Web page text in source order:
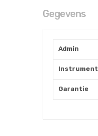
de
afbeeldingen-
Gegevens
informatie
Admin
Instrument
Garantie